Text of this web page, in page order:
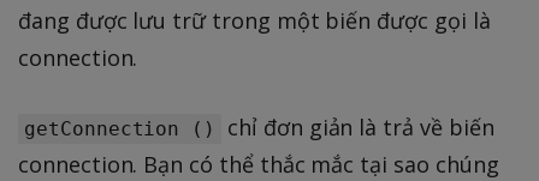
đang được lưu trữ trong một biến được gọi là
connection.
getConnection ()
chỉ đơn giản là trả về biến
connection. Bạn có thể thắc mắc tại sao chúng